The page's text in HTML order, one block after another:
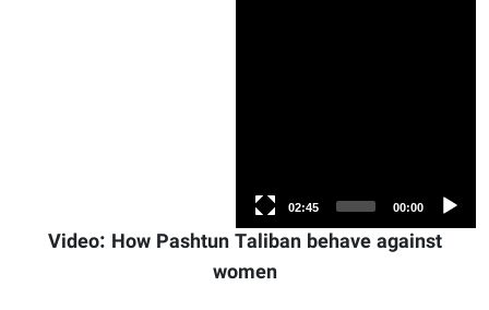
Current
00:00
Total
duration
02:45
Video: How Pashtun Taliban behave against
women